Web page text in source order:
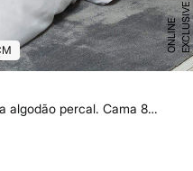
E
X
C
L
U
SI
V
E
O
N
L
I
N
E
Capa nórdica algodão percal. Cama 80-90 cm.